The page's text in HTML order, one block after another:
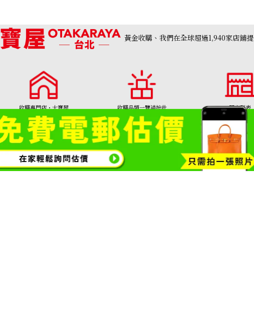
黃金收購、我們在全球超過1,940家店鋪
收購專門店・大寶屋
(OTAKARAYA)首頁
收購品類一覽請按此 門市列表
包包・精品收購 鑽石・珠寶